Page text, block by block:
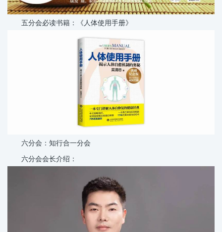
五分会必读书籍：《人体使用手册》
六分会：知行合一分会
六分会会长介绍：